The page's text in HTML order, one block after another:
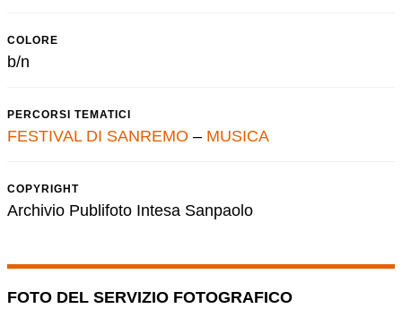
COLORE
b/n
PERCORSI TEMATICI
FESTIVAL DI SANREMO – MUSICA
COPYRIGHT
Archivio Publifoto Intesa Sanpaolo
FOTO DEL SERVIZIO FOTOGRAFICO